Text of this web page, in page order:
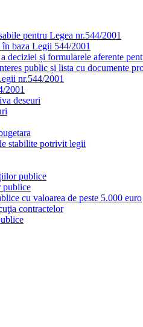
pentru Legea nr.544/2001
baza Legii 544/2001
deciziei și formularele aferente
public și lista cu documente
nr.544/2001
2001
deseuri
stabilite potrivit legii
publice
publice
cu valoarea de peste 5.000 euro
contractelor